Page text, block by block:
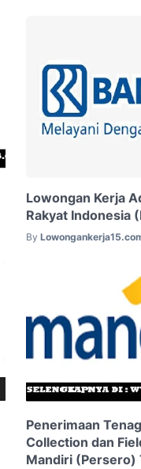
Lowongan Kerja
Rakyat Indonesia
By
Penerimaan
Collection dan
Mandiri (Persero)